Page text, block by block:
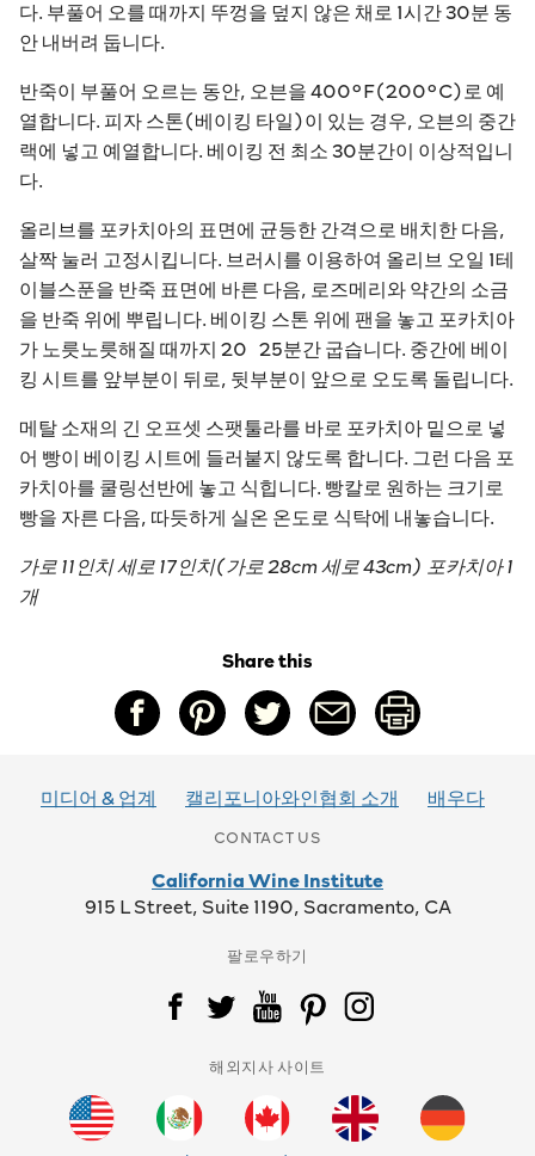
다. 부풀어 오를 때까지 뚜껑을 덮지 않은 채로 1시간 30분 동
안 내버려 둡니다.
반죽이 부풀어 오르는 동안, 오븐을 400°F(200°C)로 예
열합니다. 피자 스톤(베이킹 타일)이 있는 경우, 오븐의 중간
랙에 넣고 예열합니다. 베이킹 전 최소 30분간이 이상적입니
다.
올리브를 포카치아의 표면에 균등한 간격으로 배치한 다음,
살짝 눌러 고정시킵니다. 브러시를 이용하여 올리브 오일 1테
이블스푼을 반죽 표면에 바른 다음, 로즈메리와 약간의 소금
을 반죽 위에 뿌립니다. 베이킹 스톤 위에 팬을 놓고 포카치아
가 노릇노릇해질 때까지 20~25분간 굽습니다. 중간에 베이
킹 시트를 앞부분이 뒤로, 뒷부분이 앞으로 오도록 돌립니다.
메탈 소재의 긴 오프셋 스팻툴라를 바로 포카치아 밑으로 넣
어 빵이 베이킹 시트에 들러붙지 않도록 합니다. 그런 다음 포
카치아를 쿨링선반에 놓고 식힙니다. 빵칼로 원하는 크기로
빵을 자른 다음, 따듯하게 실온 온도로 식탁에 내놓습니다.
가로 11인치 세로 17인치(가로 28cm 세로 43cm) 포카치아 1
개
Share this
미디어 & 업계 캘리포니아와인협회 소개 배우다
CONTACT US
California Wine Institute
915 L Street, Suite 1190, Sacramento, CA
팔로우하기
해외지사 사이트